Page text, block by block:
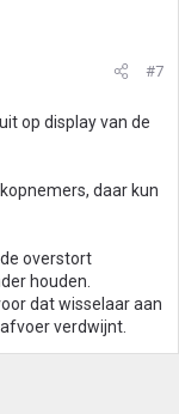
#7
op display van de
daar kun
overstort
houden.
dat wisselaar aan
verdwijnt.